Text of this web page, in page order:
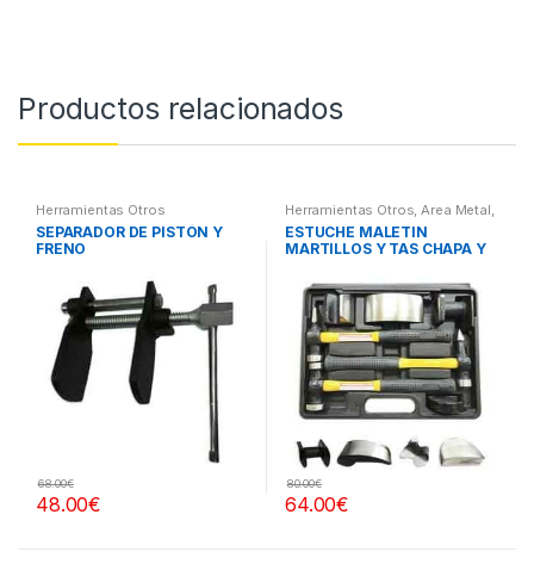
Productos relacionados
Herramientas Otros
SEPARADOR DE PISTÓN Y
FRENO
48.00€
68.00€
Herramientas Otros,Area Metal,
Roscas, Herramientas
Pintura,Maletines Herramientas,
Extractores, Compresímetros,
ESTUCHE MALETIN
MARTILLOS Y TAS CHAPA Y
64.00€
80.00€